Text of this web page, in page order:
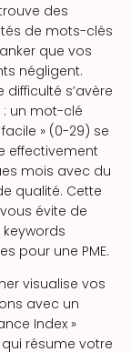
des
de mots-clés
que vos
négligent.
difficulté s’avère
: un mot-clé
» (0-29) se
effectivement
mois avec du
qualité. Cette
évite de
pour une PME.
visualise vos
avec un
Index »
résume votre